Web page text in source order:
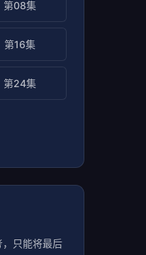
第08集
第16集
第24集
只能将最后